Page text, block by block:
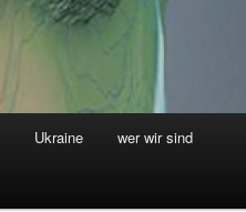
Ukraine wer wir sind